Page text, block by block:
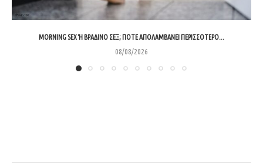
MORNING SEX Ή ΒΡΑΔΙΝΌ ΣΕΞ; ΠΌΤΕ ΑΠΟΛΑΜΒΆΝΕΙ ΠΕΡΙΣΣΌΤΕΡΟ...
08/08/2026